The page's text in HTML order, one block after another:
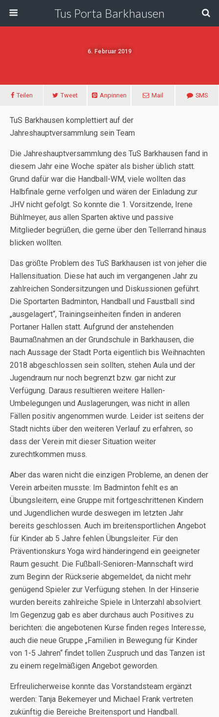
Tus Porta Barkhausen
6. Februar 2019
Teilen Tweet Anpinnen Mail SMS
TuS Barkhausen komplettiert auf der
Jahreshauptversammlung sein Team
Die Jahreshauptversammlung des TuS Barkhausen fand in
diesem Jahr eine Woche später als bisher üblich statt.
Grund dafür war die Handball-WM, viele wollten das
Halbfinale gerne verfolgen und wären der Einladung zur
JHV nicht gefolgt. So konnte die 1. Vorsitzende, Irene
Bühlmeyer, aus allen Sparten aktive und passive
Mitglieder begrüßen, die gerne über den Tellerrand hinaus
blicken wollten.
Das größte Problem des TuS Barkhausen ist von jeher die
Hallensituation. Diese hat auch im vergangenen Jahr zu
zahlreichen Sondersitzungen und Diskussionen geführt.
Die Sportarten Badminton, Handball und Faustball sind
„ausgelagert“, Trainingseinheiten finden in anderen
Portaner Hallen statt. Aufgrund der anstehenden
Baumaßnahmen an der Grundschule in Barkhausen, die
nach Aussage der Stadt Porta eigentlich bis Weihnachten
2018 abgeschlossen sein sollten, stehen Aula und der
Jugendraum nur noch begrenzt bzw. gar nicht zur
Verfügung. Daraus resultieren weitere Hallen-
Umbelegungen und Auslagerungen, was nicht in allen
Fällen positiv angenommen wurde. Leider ist seitens der
Stadt nichts über den weiteren Verlauf zu erfahren, so
dass der Verein mit dieser Situation weiter
zurechtkommen muss.
Aber das waren nicht die einzigen Probleme, an denen der
Verein arbeiten musste: Im Badminton fehlt es an
Übungsleitern, eine Gruppe mit fortgeschrittenen Kindern
und Jugendlichen wurde deswegen im letzten Jahr
bereits geschlossen. Auch im breitensportlichen Angebot
für Kinder ab 5 Jahre fehlen Übungsleiter. Für den
Präventionskurs Yoga wird händeringend ein geeigneter
Raum gesucht. Die Fußball-Senioren-Mannschaft wird
zum Beginn der Rückserie abgemeldet, da nicht mehr
genügend Spieler zur Verfügung stehen. In der Hinserie
wurden bereits zahlreiche Spiele in Unterzahl absolviert.
Im Gegenzug gab es aber durchaus auch Positives zu
berichten: die angebotenen Kurse finden reges Interesse,
auch die neue Gruppe „Familien in Bewegung für Kinder
von 1-5 Jahren“ findet tollen Zuspruch und das Tanzen ist
zu einem regelmäßigen Angebot geworden.
Erfreulicherweise konnte das Vorstandsteam ergänzt
werden: Tanja Bekemeyer und Michael Frank vertreten
zukünftig die Bereiche Breitensport und Handball.